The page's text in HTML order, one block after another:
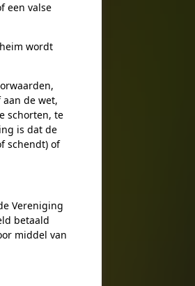
een valse
wordt
de wet,
schorten, te
is dat de
schendt) of
Vereniging
betaald
middel van